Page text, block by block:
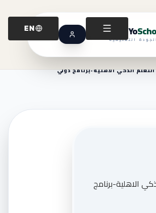
Yo
التعليمية
EN
التعلم الذكي الاهلية-برنامج دولي